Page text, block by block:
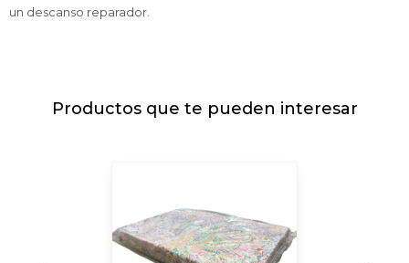
un descanso reparador.
Productos que te pueden interesar